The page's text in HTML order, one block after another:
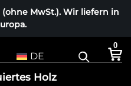
MwSt.). Wir liefern in
DE
0
Holz